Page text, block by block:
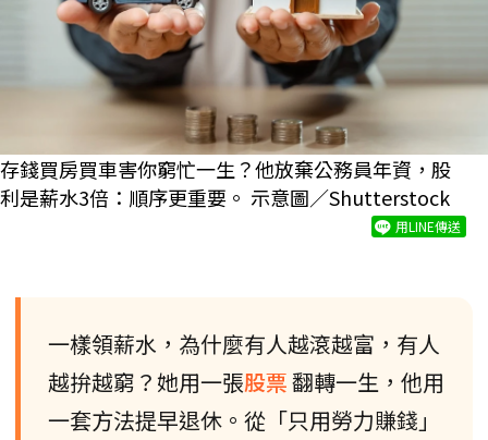
存錢買房買車害你窮忙一生？他放棄公務員年資，股
利是薪水3倍：順序更重要。 示意圖／Shutterstock
用LINE傳送
一樣領薪水，為什麼有人越滾越富，有人
越拚越窮？她用一張股票翻轉一生，他用
一套方法提早退休。從「只用勞力賺錢」